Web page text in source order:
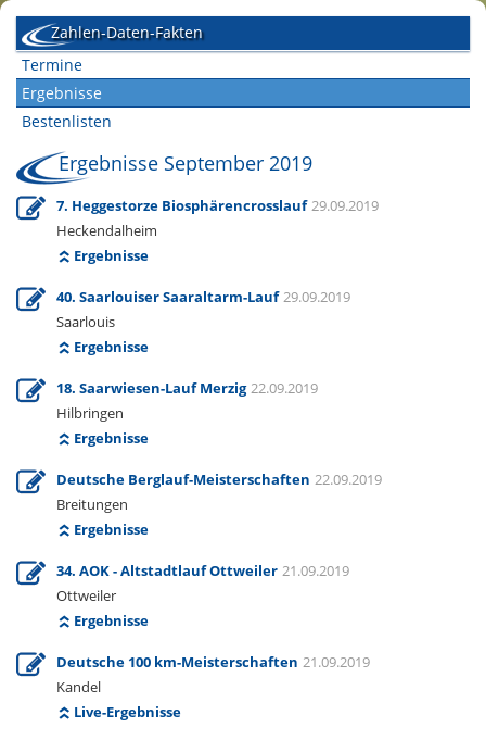
Zahlen-Daten-Fakten
Termine
Ergebnisse
Bestenlisten
Ergebnisse September 2019
7. Heggestorze Biosphärencrosslauf 29.09.2019
Heckendalheim
Ergebnisse
40. Saarlouiser Saaraltarm-Lauf 29.09.2019
Saarlouis
Ergebnisse
18. Saarwiesen-Lauf Merzig 22.09.2019
Hilbringen
Ergebnisse
Deutsche Berglauf-Meisterschaften 22.09.2019
Breitungen
Ergebnisse
34. AOK - Altstadtlauf Ottweiler 21.09.2019
Ottweiler
Ergebnisse
Deutsche 100 km-Meisterschaften 21.09.2019
Kandel
Live-Ergebnisse